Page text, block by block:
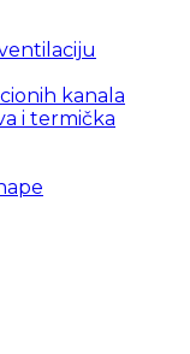
kanala
i termička